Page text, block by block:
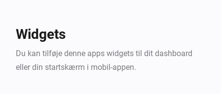
Alle inkluderede titler er historiske shareware/freeware-
Widgets
Du kan tilføje denne apps widgets til dit dashboard
eller din startskærm i mobil-appen.